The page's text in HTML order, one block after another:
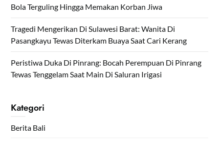
Bola Terguling Hingga Memakan Korban Jiwa
Tragedi Mengerikan Di Sulawesi Barat: Wanita Di
Pasangkayu Tewas Diterkam Buaya Saat Cari Kerang
Peristiwa Duka Di Pinrang: Bocah Perempuan Di Pinrang
Tewas Tenggelam Saat Main Di Saluran Irigasi
Kategori
Berita Bali